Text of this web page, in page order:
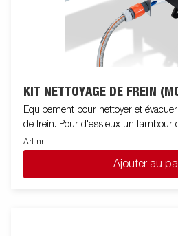
KIT NETTOYAGE DE FREIN
Equipement pour nettoyer et
de frein. Pour d'essieux un tambour
Art nr
Ajouter au